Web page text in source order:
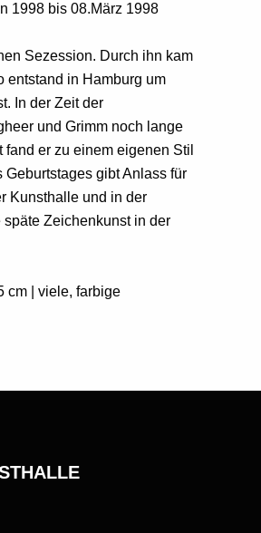
1998 bis 08.März 1998
Sezession. Durch ihn kam
entstand in Hamburg um
In der Zeit der
und Grimm noch lange
er zu einem eigenen Stil
gibt Anlass für
Kunsthalle und in der
Zeichenkunst in der
cm | viele, farbige